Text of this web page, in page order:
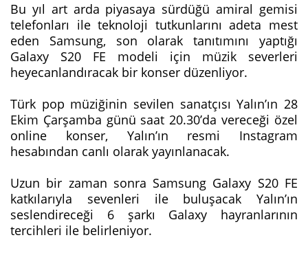
Bu yıl art arda piyasaya sürdüğü amiral gemisi
telefonları ile teknoloji tutkunlarını adeta mest
eden Samsung, son olarak tanıtımını yaptığı
Galaxy S20 FE modeli için müzik severleri
heyecanlandıracak bir konser düzenliyor.
Türk pop müziğinin sevilen sanatçısı Yalın’ın 28
Ekim Çarşamba günü saat 20.30’da vereceği özel
online konser, Yalın’ın resmi Instagram
hesabından canlı olarak yayınlanacak.
Uzun bir zaman sonra Samsung Galaxy S20 FE
katkılarıyla sevenleri ile buluşacak Yalın’ın
seslendireceği 6 şarkı Galaxy hayranlarının
tercihleri ile belirleniyor.